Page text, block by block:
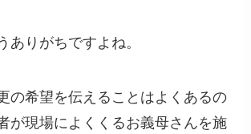
ありがちですよね。
の希望を伝えることはよくあるの
が現場によくくるお義母さんを施